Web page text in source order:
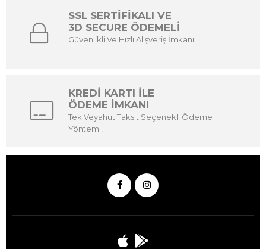
SSL SERTİFİKALI VE
3D SECURE ÖDEMELİ
Güvenlikli Ve Hızlı Alışveriş İmkanı!
KREDİ KARTI İLE
ÖDEME İMKANI
Tek Veyahut Taksit Seçenekli Ödeme
Yöntemi!